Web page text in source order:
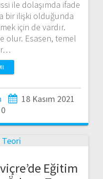
ile dolaşımda ifade
bir ilişki olduğunda
için de vardır.
olur. Esasen, temel
18 Kasım 2021
0
Eğitim